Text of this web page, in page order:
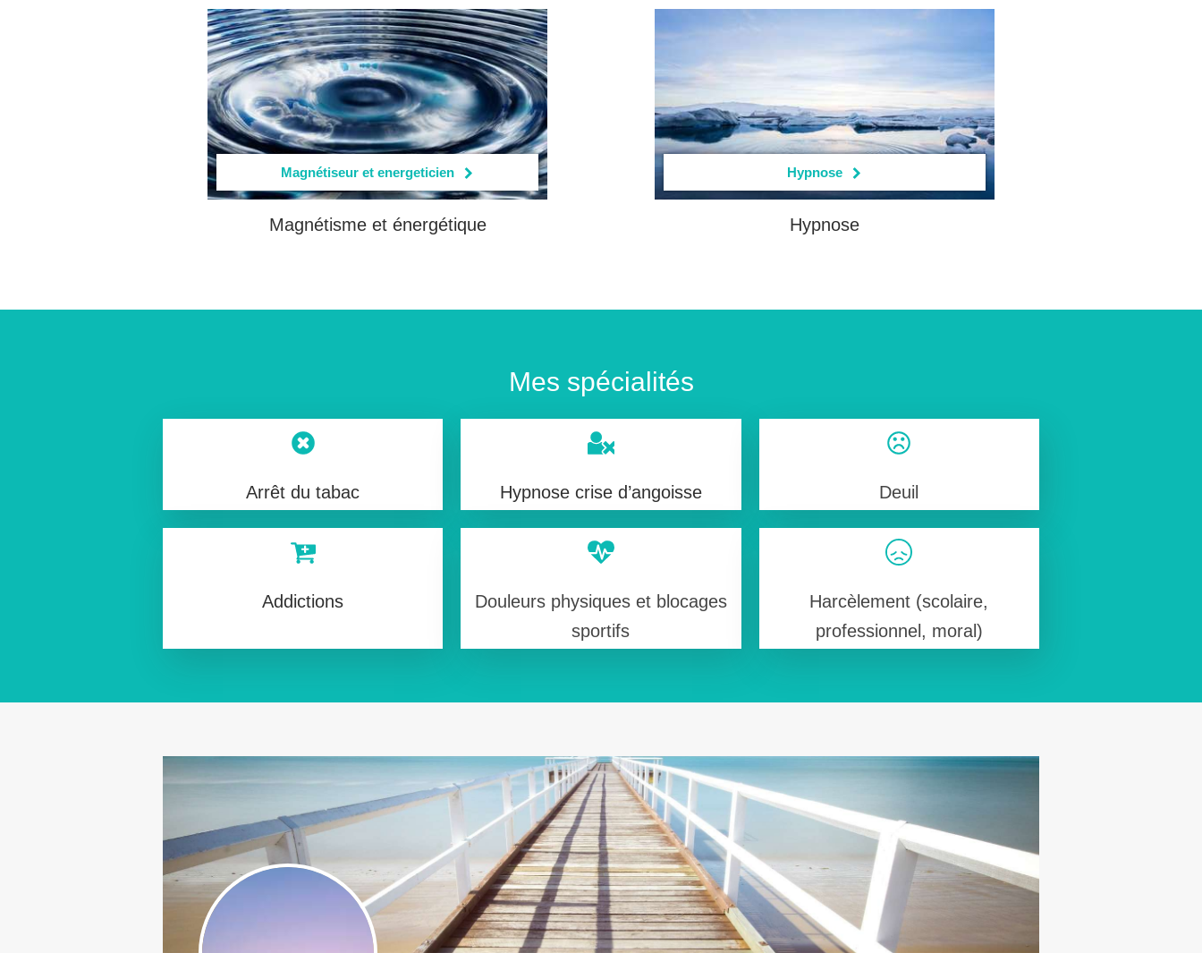
Magnétiseur et energeticien
Magnétisme et énergétique
Hypnose
Hypnose
Mes spécialités
Arrêt du tabac Hypnose crise d’angoisse Deuil
Addictions
Douleurs physiques et blocages
sportifs
Harcèlement (scolaire,
professionnel, moral)